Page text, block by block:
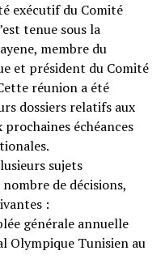
exécutif du Comité
tenue sous la
membre du
et président du Comité
réunion a été
dossiers relatifs aux
échéances
sujets
de décisions,
:
générale annuelle
Olympique Tunisien au